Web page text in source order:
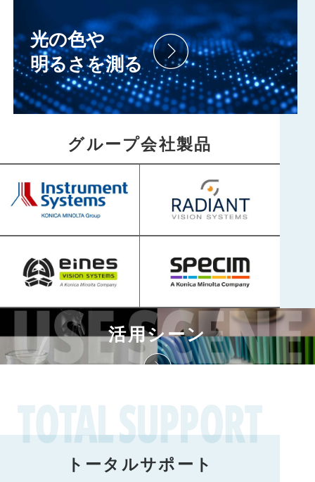
光の色や
明るさを測る
グループ会社製品
活用シーン
トータルサポート